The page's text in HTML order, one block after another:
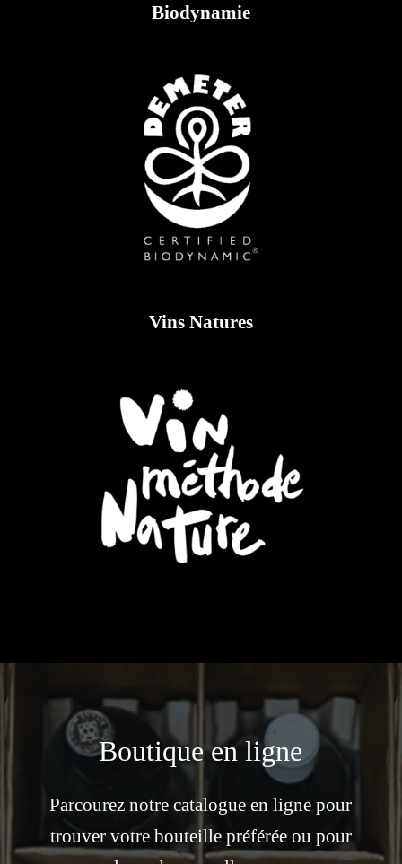
Biodynamie
Vins Natures
Boutique en ligne
Parcourez notre catalogue en ligne pour
trouver votre bouteille préférée ou pour